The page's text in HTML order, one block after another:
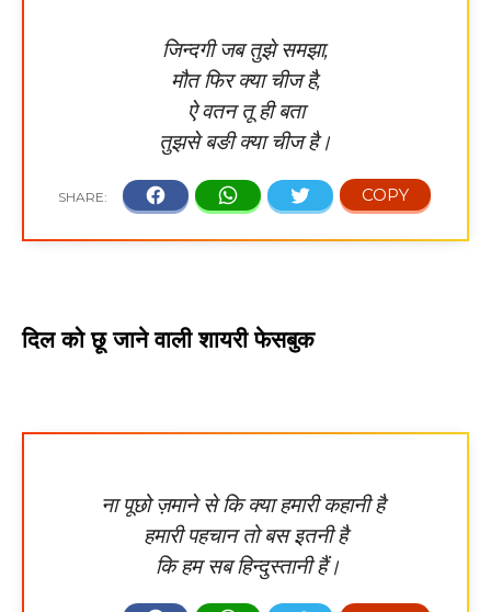
जिन्दगी जब तुझे समझा,
मौत फिर क्या चीज है,
ऐ वतन तू ही बता
तुझसे बङी क्या चीज है।
दिल को छू जाने वाली शायरी फेसबुक
ना पूछो ज़माने से कि क्या हमारी कहानी है
हमारी पहचान तो बस इतनी है
कि हम सब हिन्दुस्तानी हैं।